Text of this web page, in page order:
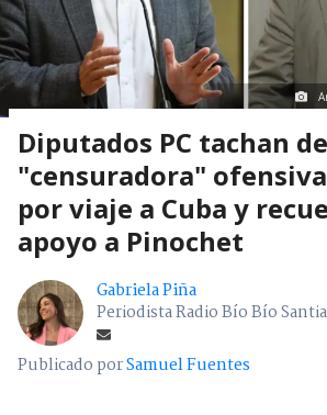
Diputados PC tachan de
"censuradora"
por viaje a Cuba y
apoyo a Pinochet
Gabriela Piña
Periodista Radio Bío Bío
Publicado porSamuel Fuentes